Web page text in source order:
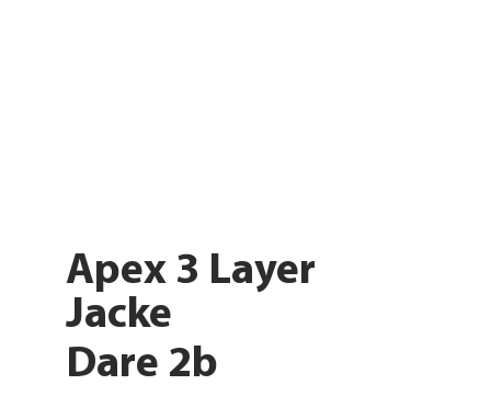
Apex 3 Layer
Jacke
Dare 2b